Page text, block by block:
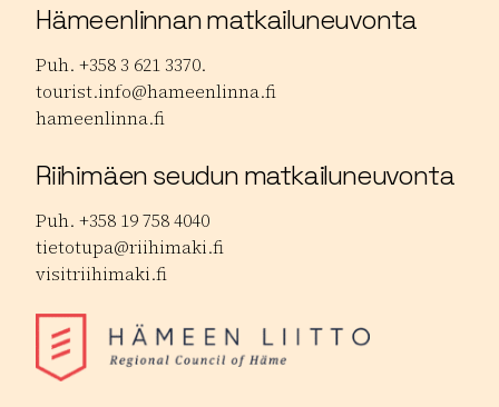
Hämeenlinnan matkailuneuvonta
Puh. +358 3 621 3370.
tourist.info@hameenlinna.fi
hameenlinna.fi
Riihimäen seudun matkailuneuvonta
Puh. +358 19 758 4040
tietotupa@riihimaki.fi
visitriihimaki.fi